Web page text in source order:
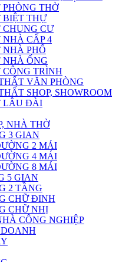
THỜ
THỰ
CƯ
CẤP 4
PHỐ
ỐNG
TRÌNH
VĂN PHÒNG
SHOP, SHOWROOM
LÂU ĐÀI
NHÀ THỜ
3 GIAN
2 MÁI
4 MÁI
8 MÁI
5 GIAN
2 TẦNG
CHỮ ĐINH
CHỮ NHỊ
CÔNG NGHIỆP